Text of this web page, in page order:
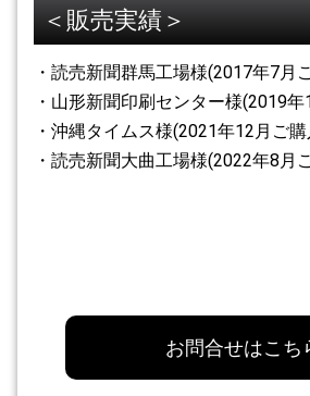
＜販売実績＞
・読売新聞群馬工場様(2017年7月
・山形新聞印刷センター様(2019
・沖縄タイムス様(2021年12月ご
・読売新聞大曲工場様(2022年8月
お問合せはこち